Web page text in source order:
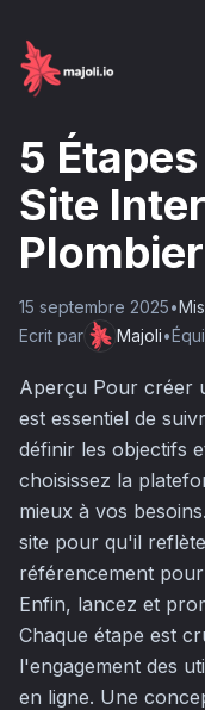
5
Site
Plombier
15 septembre 2025•
Ecrit par
Majoli•
Aperçu Pour créer
est essentiel de
définir les objectifs
choisissez la
mieux à vos
site pour qu'il
référencement
Enfin, lancez et
Chaque étape est
l'engagement des
en ligne. Une